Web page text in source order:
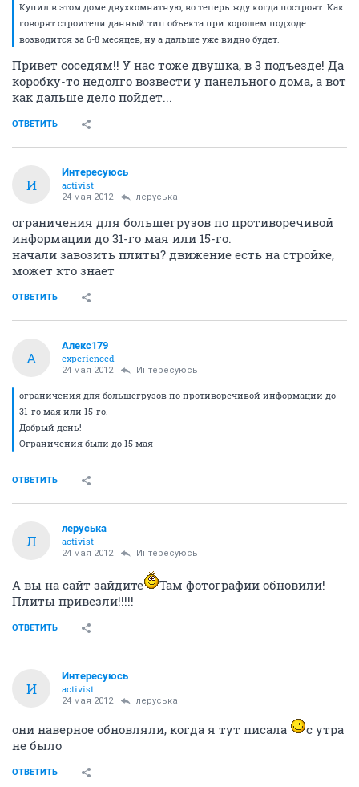
Купил в этом доме двухкомнатную, во теперь жду когда построят. Как
говорят строители данный тип объекта при хорошем подходе
возводится за 6-8 месяцев, ну а дальше уже видно будет.
Привет соседям!! У нас тоже двушка, в 3 подъезде! Да
коробку-то недолго возвести у панельного дома, а вот
как дальше дело пойдет...
ОТВЕТИТЬ
И
Интересуюсь
activist
24 мая 2012 леруська
ограничения для большегрузов по противоречивой
информации до 31-го мая или 15-го.
начали завозить плиты? движение есть на стройке,
может кто знает
ОТВЕТИТЬ
А
Алекс179
experienced
24 мая 2012 Интересуюсь
ограничения для большегрузов по противоречивой информации до
31-го мая или 15-го.
Добрый день!
Ограничения были до 15 мая
ОТВЕТИТЬ
Л
леруська
activist
24 мая 2012 Интересуюсь
А вы на сайт зайдите
Там фотографии обновили!
Плиты привезли!!!!!
ОТВЕТИТЬ
И
Интересуюсь
activist
24 мая 2012 леруська
они наверное обновляли, когда я тут писала
с утра
не было
ОТВЕТИТЬ